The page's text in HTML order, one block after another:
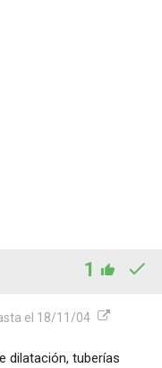
1
el 18/11/04
dilatación, tuberías